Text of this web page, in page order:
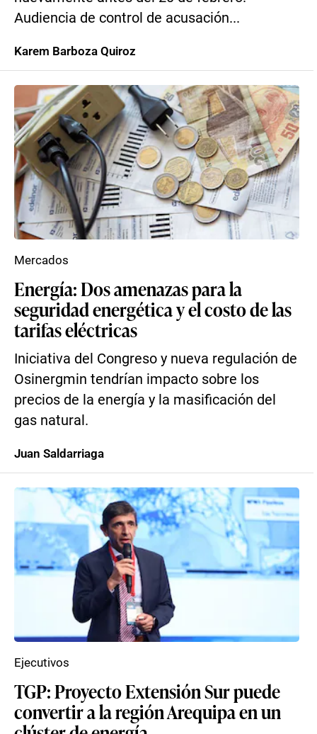
Audiencia de control de acusación...
Karem Barboza Quiroz
Energía: Dos amenazas para la
seguridad energética y el costo de las
tarifas eléctricas
Iniciativa del Congreso y nueva regulación de
Osinergmin tendrían impacto sobre los
precios de la energía y la masificación del
gas natural.
Mercados
Juan Saldarriaga
TGP: Proyecto Extensión Sur puede
convertir a la región Arequipa en un
Ejecutivos